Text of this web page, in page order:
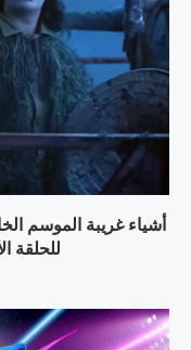
أشياء غريبة الموسم
للحلقة